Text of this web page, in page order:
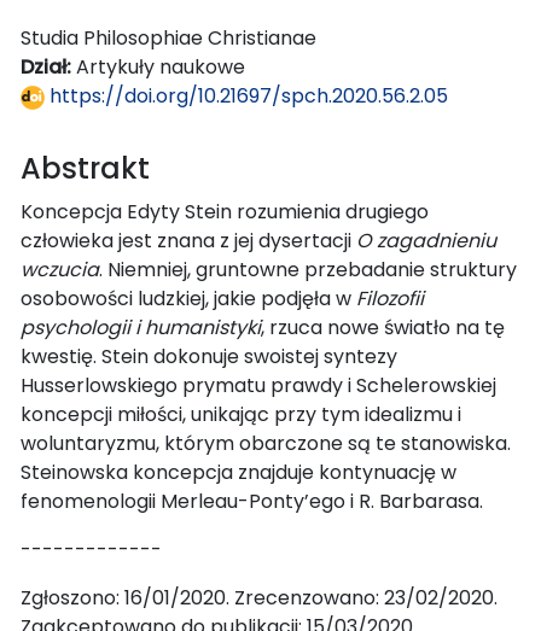
Studia Philosophiae Christianae
Dział:Artykuły naukowe
https://doi.org/10.21697/spch.2020.56.2.05
Abstrakt
Koncepcja Edyty Stein rozumienia drugiego
człowieka jest znana z jej dysertacji O zagadnieniu
wczucia. Niemniej, gruntowne przebadanie struktury
osobowości ludzkiej, jakie podjęła w Filozofii
psychologii i humanistyki, rzuca nowe światło na tę
kwestię. Stein dokonuje swoistej syntezy
Husserlowskiego prymatu prawdy i Schelerowskiej
koncepcji miłości, unikając przy tym idealizmu i
woluntaryzmu, którym obarczone są te stanowiska.
Steinowska koncepcja znajduje kontynuację w
fenomenologii Merleau-Ponty’ego i R. Barbarasa.
-------------
Zgłoszono: 16/01/2020. Zrecenzowano: 23/02/2020.